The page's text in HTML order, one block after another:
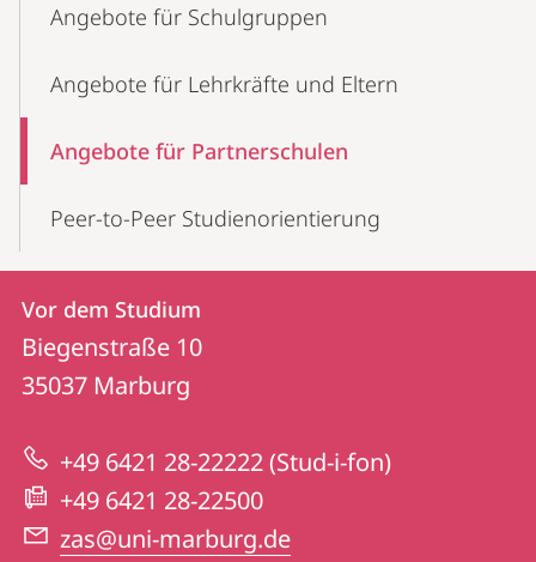
Angebote für Schulgruppen
Angebote für Lehrkräfte und Eltern
Angebote für Partnerschulen
Peer-to-Peer Studienorientierung
Kontakt
und
Informationen
zur
Website
Kontaktinformationen
Vor
dem
Studium
Vor dem Studium
Biegenstraße 10
35037 Marburg
+49 6421 28-22222 (Stud-i-fon)
+49 6421 28-22500
zas@uni-marburg.de